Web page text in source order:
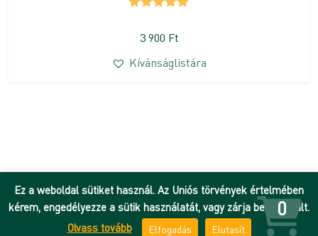
3 900 Ft
Kívánságlistára
Ez a weboldal sütiket használ. Az Uniós törvények értelmében
kérem, engedélyezze a sütik használatát, vagy zárja be az oldalt.
Olvass tovább
Elfogadás Elutasít
0